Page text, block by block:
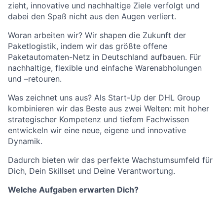
zieht, innovative und nachhaltige Ziele verfolgt und
dabei den Spaß nicht aus den Augen verliert.
Woran arbeiten wir? Wir shapen die Zukunft der
Paketlogistik, indem wir das größte offene
Paketautomaten-Netz in Deutschland aufbauen. Für
nachhaltige, flexible und einfache Warenabholungen
und –retouren.
Was zeichnet uns aus? Als Start-Up der DHL Group
kombinieren wir das Beste aus zwei Welten: mit hoher
strategischer Kompetenz und tiefem Fachwissen
entwickeln wir eine neue, eigene und innovative
Dynamik.
Dadurch bieten wir das perfekte Wachstumsumfeld für
Dich, Dein Skillset und Deine Verantwortung.
Welche Aufgaben erwarten Dich?